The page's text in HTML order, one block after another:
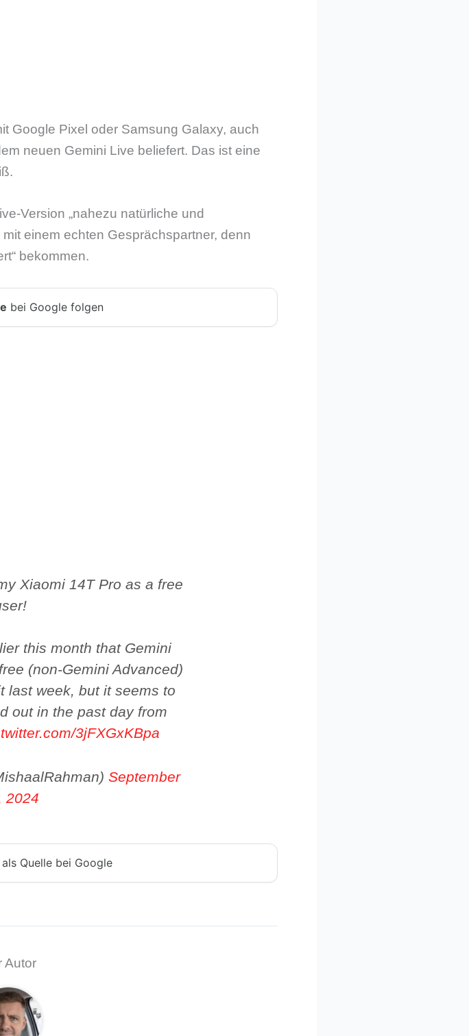
Google Pixel oder Samsung Galaxy, auch
neuen Gemini Live beliefert. Das ist eine
Version „nahezu natürliche und
einem echten Gesprächspartner, denn
bekommen.
bei Google folgen
Xiaomi 14T Pro as a free
this month that Gemini
(non-Gemini Advanced)
last week, but it seems to
out in the past day from
3jFXGxKBpa
September
2024
als Quelle bei Google
Autor